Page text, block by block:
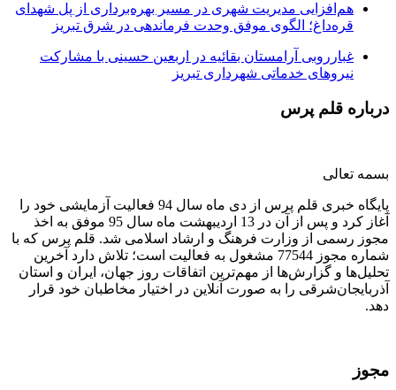
هم‌افزایی مدیریت شهری در مسیر بهره‌برداری از پل شهدای
قره‌داغ؛ الگوی موفق وحدت فرماندهی در شرق تبریز
غبارروبی آرامستان بقائیه در اربعین حسینی با مشارکت
نیروهای خدماتی شهرداری تبریز
درباره قلم پرس
بسمه تعالی
پایگاه خبری قلم پرس از دی ماه سال 94 فعالیت آزمایشی خود را
آغاز کرد و پس از آن در 13 اردیبهشت ماه سال 95 موفق به اخذ
مجوز رسمی از وزارت فرهنگ و ارشاد اسلامی شد. قلم پرس که با
شماره مجوز 77544 مشغول به فعالیت است؛ تلاش دارد آخرین
تحلیل‌ها و گزارش‌ها از مهم‌ترین اتفاقات روز جهان، ایران و استان
آذربایجان‌شرقی را به صورت آنلاین در اختیار مخاطبان خود قرار
دهد.
مجوز